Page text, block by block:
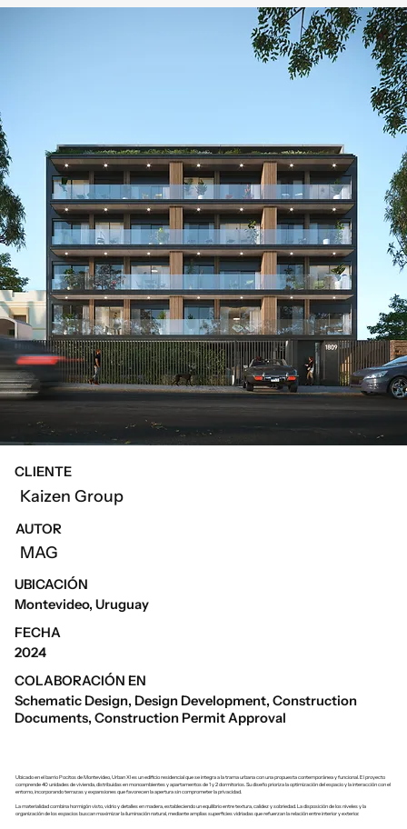
Ubicado en el barrio Pocitos de Montevideo, Urban XI es un edificio residencial que se integra a la trama urbana con una propuesta contemporánea y funcional. El proyecto
comprende 40 unidades de vivienda, distribuidas en monoambientes y apartamentos de 1 y 2 dormitorios. Su diseño prioriza la optimización del espacio y la interacción con el
entorno, incorporando terrazas y expansiones que favorecen la apertura sin comprometer la privacidad.
La materialidad combina hormigón visto, vidrio y detalles en madera, estableciendo un equilibrio entre textura, calidez y sobriedad. La disposición de los niveles y la
organización de los espacios buscan maximizar la iluminación natural, mediante amplias superficies vidriadas que refuerzan la relación entre interior y exterior.
CLIENTE
Kaizen Group
AUTOR
MAG
UBICACIÓN
Montevideo, Uruguay
FECHA
2024
COLABORACIÓN EN
Schematic Design, Design Development, Construction
Documents, Construction Permit Approval